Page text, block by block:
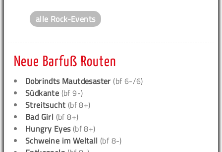
alle Rock-Events
Neue Barfuß Routen
Dobrindts Mautdesaster (bf 6-/6)
Südkante (bf 9-)
Streitsucht (bf 8+)
Bad Girl (bf 8+)
Hungry Eyes(bf 8+)
Schweine im Weltall (bf 8-)